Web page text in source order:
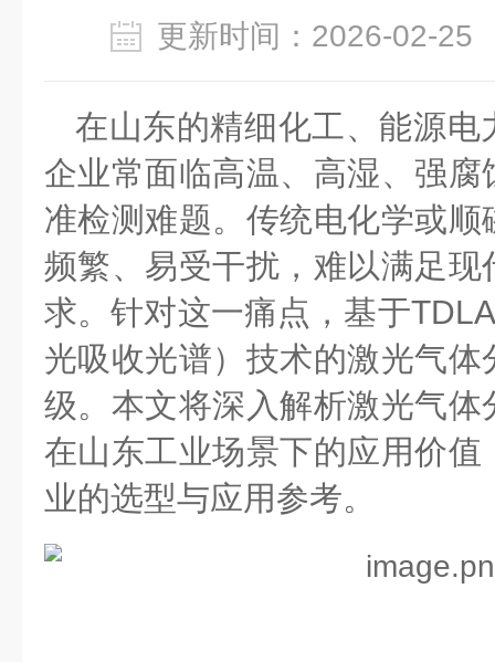
更新时间：2026-02-
在山东的精细化工、能源电
企业常面临高温、高湿、强
准检测难题。传统电化学或
频繁、易受干扰，难以满足
求。针对这一痛点，基于
光吸收光谱）技术的激光气
级。本文将深入解析激光气
在山东工业场景下的应用价
业的选型与应用参考。